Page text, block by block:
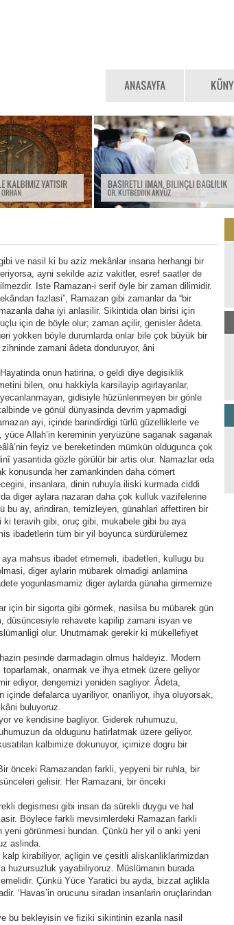
ve nasil ki bu aziz mekânlar insana herhangi bir
ayni sekilde aziz vakitler, esref saatler de
Iste Ramazan-i serif öyle bir zaman dilimidir.
fazlasi”, Ramazan gibi zamanlar da “bir
daha iyi anlasilir. Sikintida olan birisi için
için de böyle olur; zaman açilir, genisler âdeta.
yokken böyle durumlarda onlar bile çok büyük bir
zamani âdeta donduruyor, âni
onun hatirina, o geldi diye degisiklik
bilen, onu hakkiyla karsilayip agirlayanlar,
gidisiyle hüzünlenmeyen bir gönle
ve gönül dünyasinda devrim yapmadigi
ayi, içinde barindirdigi türlü güzelliklerle ve
Allah’in kereminin yeryüzüne saganak saganak
feyiz ve bereketinden mümkün oldugunca çok
yasantida gözle görülür bir artis olur. Namazlar eda
konusunda her zamankinden daha cömert
insanlara, dinin ruhuyla iliski kurmada ciddi
diger aylara nazaran daha çok kulluk vazifelerine
bu ay, arindiran, temizleyen, günahlari affettiren bir
teravih gibi, oruç gibi, mukabele gibi bu aya
ibadetlerin tüm bir yil boyunca sürdürülemez
mahsus ibadet etmemeli, ibadetleri, kullugu bu
diger aylarin mübarek olmadigi anlamina
yogunlasmamiz diger aylarda günaha girmemize
için bir sigorta gibi görmek, nasilsa bu mübarek gün
düsüncesiyle rehavete kapilip zamani isyan ve
olur. Unutmamak gerekir ki mükellefiyet
pesinde darmadagin olmus haldeyiz. Modern
onarmak ve ihya etmek üzere geliyor
ediyor, dengemizi yeniden sagliyor. Âdeta,
defalarca uyariliyor, onariliyor, ihya oluyorsak,
buluyoruz.
ve kendisine bagliyor. Giderek ruhumuzu,
da oldugunu hatirlatmak üzere geliyor.
kalbimize dokunuyor, içimize dogru bir
önceki Ramazandan farkli, yepyeni bir ruhla, bir
gelisir. Her Ramazani, bir önceki
degismesi gibi insan da sürekli duygu ve hal
Böylece farkli mevsimlerdeki Ramazan farkli
görünmesi bundan. Çünkü her yil o anki yeni
aslinda.
kirabiliyor, açligin ve çesitli aliskanliklarimizdan
huzursuzluk yayabiliyoruz. Müslümanin burada
Çünkü Yüce Yaratici bu ayda, bizzat açlikla
‘Havas’in orucunu siradan insanlarin oruçlarindan
bu bekleyisin ve fiziki sikintinin ezanla nasil